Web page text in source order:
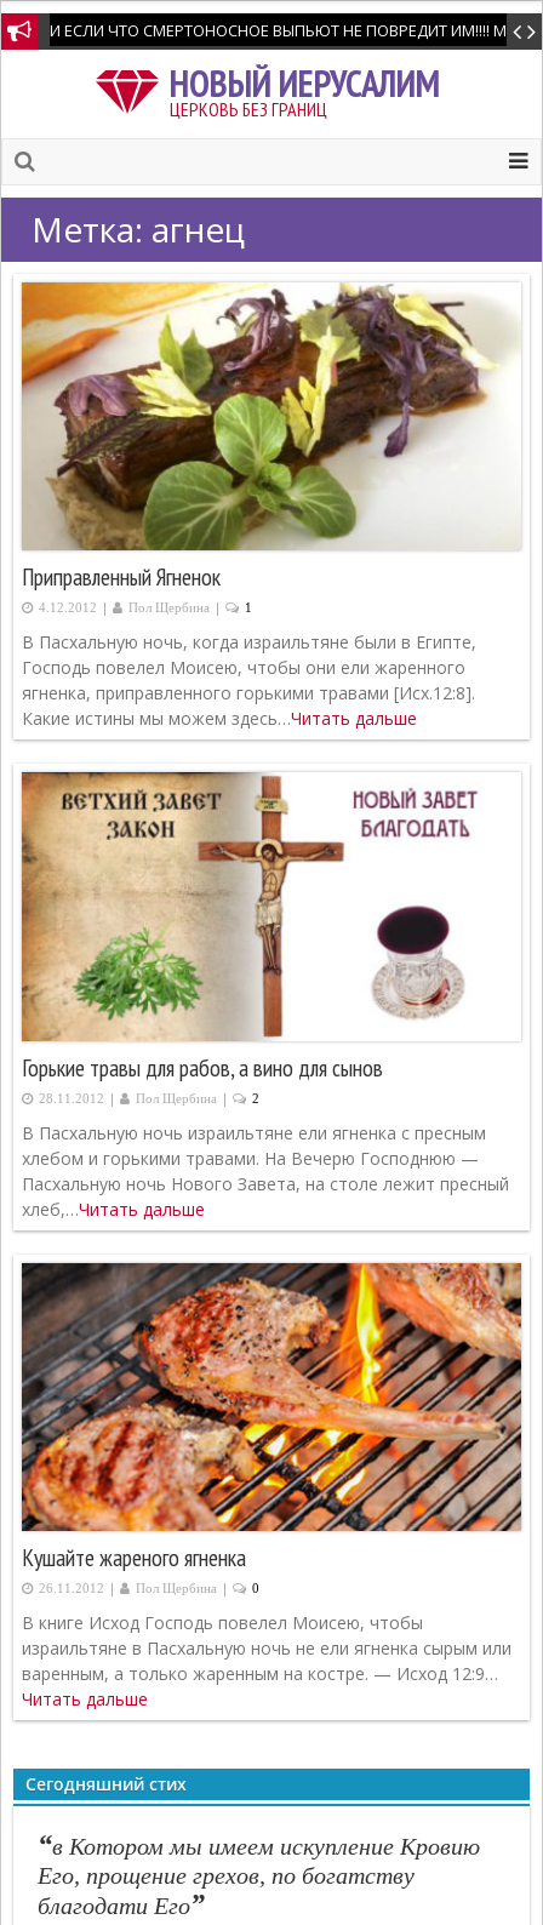
И ЕСЛИ ЧТО СМЕРТОНОСНОЕ ВЫПЬЮТ НЕ ПОВРЕДИТ ИМ!!!! Мне
НОВЫЙ ИЕРУСАЛИМ
ЦЕРКОВЬ БЕЗ ГРАНИЦ
Метка: агнец
Приправленный Ягненок
4.12.2012 | Пол Щербина | 1
В Пасхальную ночь, когда израильтяне были в Египте,
Господь повелел Моисею, чтобы они ели жаренного
ягненка, приправленного горькими травами [Исх.12:8].
Какие истины мы можем здесь…Читать дальше
Горькие травы для рабов, а вино для сынов
28.11.2012 | Пол Щербина | 2
В Пасхальную ночь израильтяне ели ягненка с пресным
хлебом и горькими травами. На Вечерю Господнюю —
Пасхальную ночь Нового Завета, на столе лежит пресный
хлеб,…Читать дальше
Кушайте жареного ягненка
26.11.2012 | Пол Щербина | 0
В книге Исход Господь повелел Моисею, чтобы
израильтяне в Пасхальную ночь не ели ягненка сырым или
варенным, а только жаренным на костре. — Исход 12:9…
Читать дальше
Сегодняшний стих
“в Котором мы имеем искупление Кровию
Его, прощение грехов, по богатству
благодати Его”